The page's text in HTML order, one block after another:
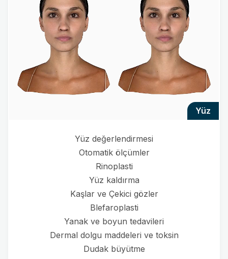
yüz
Yüz değerlendirmesi
Otomatik ölçümler
Rinoplasti
Yüz kaldırma
Kaşlar ve Çekici gözler
Blefaroplasti
Yanak ve boyun tedavileri
Dermal dolgu maddeleri ve toksin
Dudak büyütme